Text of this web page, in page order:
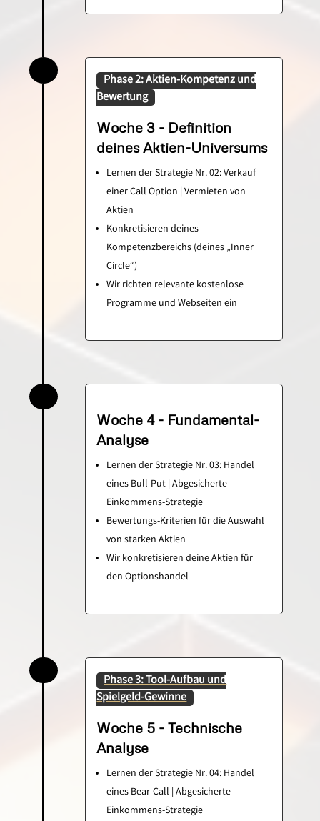
Phase 2: Aktien-Kompetenz und
Bewertung
Woche 3 - Definition
deines Aktien-Universums
Lernen der Strategie Nr. 02: Verkauf
einer Call Option | Vermieten von
Aktien
Konkretisieren deines
Kompetenzbereichs (deines „Inner
Circle“)
Wir richten relevante kostenlose
Programme und Webseiten ein
Woche 4 - Fundamental-
Analyse
Lernen der Strategie Nr. 03: Handel
eines Bull-Put | Abgesicherte
Einkommens-Strategie
Bewertungs-Kriterien für die Auswahl
von starken Aktien
Wir konkretisieren deine Aktien für
den Optionshandel
Phase 3: Tool-Aufbau und
Spielgeld-Gewinne
Woche 5 - Technische
Analyse
Lernen der Strategie Nr. 04: Handel
eines Bear-Call | Abgesicherte
Einkommens-Strategie